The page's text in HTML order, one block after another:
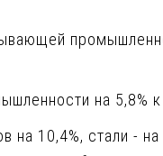
на 5,8% к
10,4%, стали - на